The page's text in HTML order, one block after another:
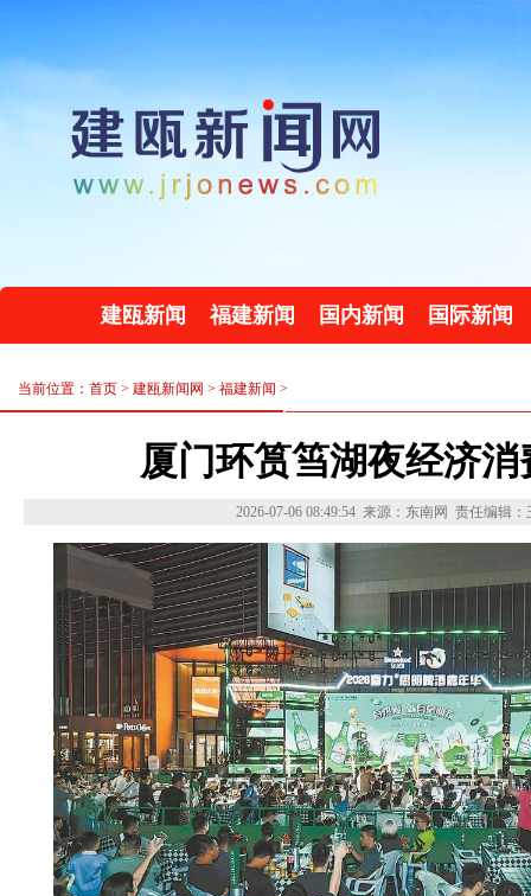
建瓯新闻 福建新闻 国内新闻 国际新闻
当前位置：首页 > 建瓯新闻网 > 福建新闻 >
厦门环筼筜湖夜经济
2026-07-06 08:49:54 来源：东南网 责任编辑：